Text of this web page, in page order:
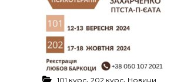
101 курс, 202 курс, Новини